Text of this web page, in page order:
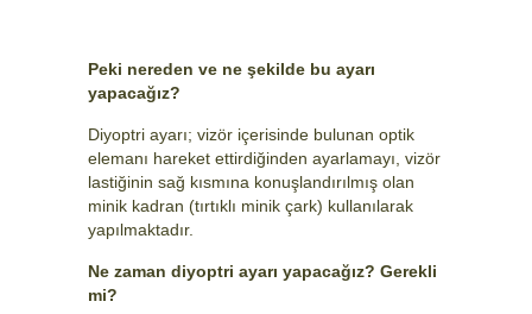
Peki nereden ve ne şekilde bu ayarı
yapacağız?
Diyoptri ayarı; vizör içerisinde bulunan optik
elemanı hareket ettirdiğinden ayarlamayı, vizör
lastiğinin sağ kısmına konuşlandırılmış olan
minik kadran (tırtıklı minik çark) kullanılarak
yapılmaktadır.
Ne zaman diyoptri ayarı yapacağız? Gerekli
mi?